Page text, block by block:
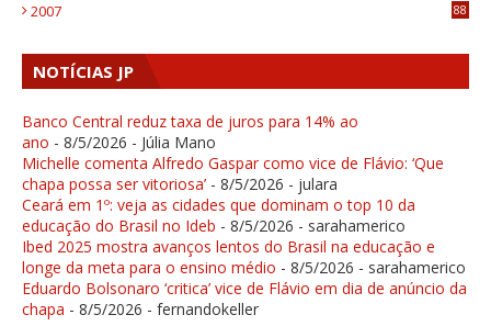
2007 88
NOTÍCIAS JP
Banco Central reduz taxa de juros para 14% ao
ano - 8/5/2026 - Júlia Mano
Michelle comenta Alfredo Gaspar como vice de Flávio: ‘Que
chapa possa ser vitoriosa’ - 8/5/2026 - julara
Ceará em 1º: veja as cidades que dominam o top 10 da
educação do Brasil no Ideb - 8/5/2026 - sarahamerico
Ibed 2025 mostra avanços lentos do Brasil na educação e
longe da meta para o ensino médio - 8/5/2026 - sarahamerico
Eduardo Bolsonaro ‘critica’ vice de Flávio em dia de anúncio da
chapa - 8/5/2026 - fernandokeller